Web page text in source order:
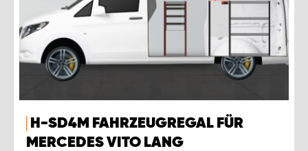
H-SD4M FAHRZEUGREGAL FÜR
MERCEDES VITO LANG